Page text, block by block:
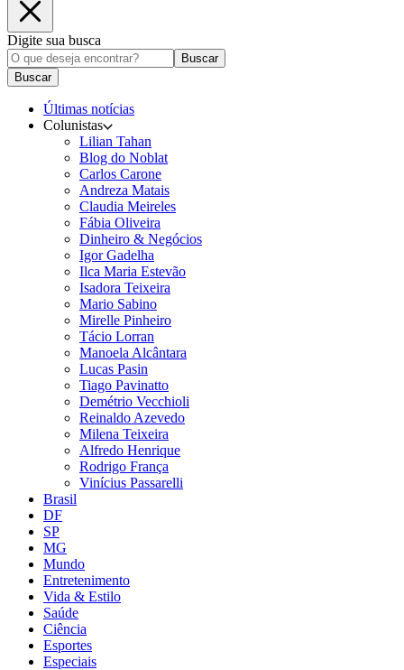
Digite sua busca
Buscar
Buscar
Últimas notícias
Colunistas
Lilian Tahan
Blog do Noblat
Carlos Carone
Andreza Matais
Claudia Meireles
Fábia Oliveira
Dinheiro & Negócios
Igor Gadelha
Ilca Maria Estevão
Isadora Teixeira
Mario Sabino
Mirelle Pinheiro
Tácio Lorran
Manoela Alcântara
Lucas Pasin
Tiago Pavinatto
Demétrio Vecchioli
Reinaldo Azevedo
Milena Teixeira
Alfredo Henrique
Rodrigo França
Vinícius Passarelli
Brasil
DF
SP
MG
Mundo
Entretenimento
Vida & Estilo
Saúde
Ciência
Esportes
Especiais